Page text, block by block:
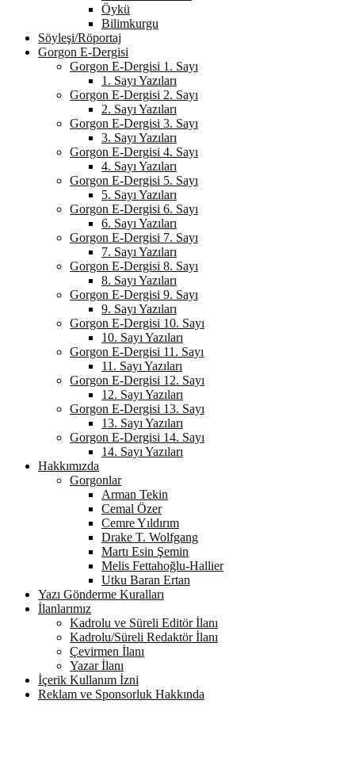
Öykü
Bilimkurgu
Söyleşi/Röportaj
Gorgon E-Dergisi
Gorgon E-Dergisi 1. Sayı
1. Sayı Yazıları
Gorgon E-Dergisi 2. Sayı
2. Sayı Yazıları
Gorgon E-Dergisi 3. Sayı
3. Sayı Yazıları
Gorgon E-Dergisi 4. Sayı
4. Sayı Yazıları
Gorgon E-Dergisi 5. Sayı
5. Sayı Yazıları
Gorgon E-Dergisi 6. Sayı
6. Sayı Yazıları
Gorgon E-Dergisi 7. Sayı
7. Sayı Yazıları
Gorgon E-Dergisi 8. Sayı
8. Sayı Yazıları
Gorgon E-Dergisi 9. Sayı
9. Sayı Yazıları
Gorgon E-Dergisi 10. Sayı
10. Sayı Yazıları
Gorgon E-Dergisi 11. Sayı
11. Sayı Yazıları
Gorgon E-Dergisi 12. Sayı
12. Sayı Yazıları
Gorgon E-Dergisi 13. Sayı
13. Sayı Yazıları
Gorgon E-Dergisi 14. Sayı
14. Sayı Yazıları
Hakkımızda
Gorgonlar
Arman Tekin
Cemal Özer
Cemre Yıldırım
Drake T. Wolfgang
Martı Esin Şemin
Melis Fettahoğlu-Hallier
Utku Baran Ertan
Yazı Gönderme Kuralları
İlanlarımız
Kadrolu ve Süreli Editör İlanı
Kadrolu/Süreli Redaktör İlanı
Çevirmen İlanı
Yazar İlanı
İçerik Kullanım İzni
Reklam ve Sponsorluk Hakkında